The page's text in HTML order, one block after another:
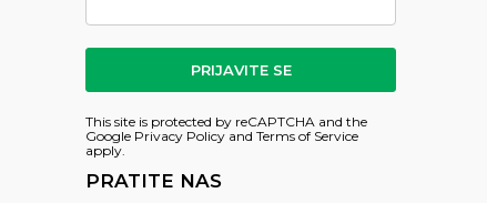
PRIJAVITE SE
This site is protected by reCAPTCHA and the
Google Privacy Policy and Terms of Service
apply.
PRATITE NAS